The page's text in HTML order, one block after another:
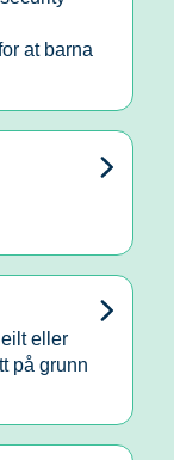
at barna
eller
på grunn